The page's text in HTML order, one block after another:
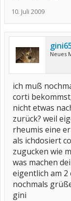
10. Juli 2009
Neues
ich muß
corti
nicht etwas
zurück? weil
rheumis eine
als ichdosiert
zugucken wie
was machen
eigentlich am 2
nochmals
gini